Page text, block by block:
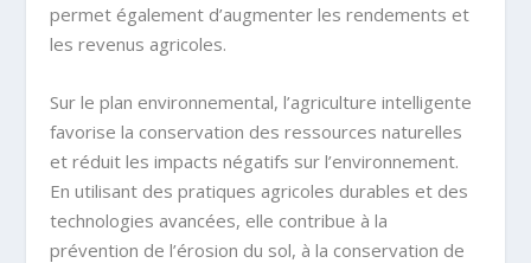
permet également d’augmenter les rendements et
les revenus agricoles.
Sur le plan environnemental, l’agriculture intelligente
favorise la conservation des ressources naturelles
et réduit les impacts négatifs sur l’environnement.
En utilisant des pratiques agricoles durables et des
technologies avancées, elle contribue à la
prévention de l’érosion du sol, à la conservation de